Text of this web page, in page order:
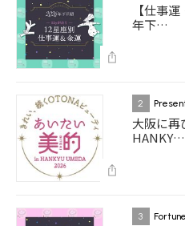
【仕事
年下…
2
大阪に再
HANKY…
3